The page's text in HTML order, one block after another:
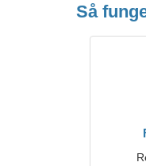
Så